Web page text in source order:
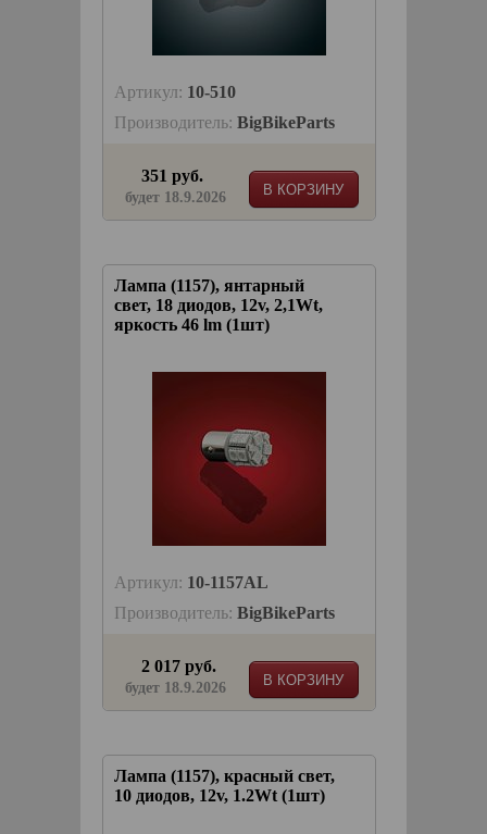
Артикул: 10-510
Производитель: BigBikeParts
В КОРЗИНУ
351 руб.
будет 18.9.2026
Лампа (1157), янтарный
свет, 18 диодов, 12v, 2,1Wt,
яркость 46 lm (1шт)
Артикул: 10-1157AL
Производитель: BigBikeParts
В КОРЗИНУ
2 017 руб.
будет 18.9.2026
Лампа (1157), красный свет,
10 диодов, 12v, 1.2Wt (1шт)